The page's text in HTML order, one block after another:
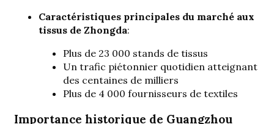
Caractéristiques principales du marché aux
tissus de Zhongda:
Plus de 23 000 stands de tissus
Un trafic piétonnier quotidien atteignant
des centaines de milliers
Plus de 4 000 fournisseurs de textiles
Importance historique de Guangzhou